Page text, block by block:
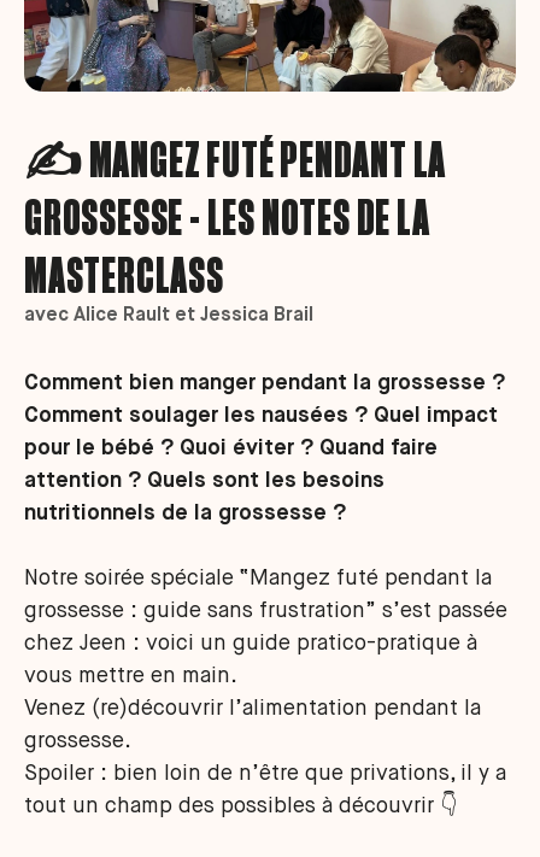
✍️ MANGEZ FUTÉ PENDANT LA
GROSSESSE - LES NOTES DE LA
MASTERCLASS
avec Alice Rault et Jessica Brail
Comment bien manger pendant la grossesse ?
Comment soulager les nausées ? Quel impact
pour le bébé ? Quoi éviter ? Quand faire
attention ? Quels sont les besoins
nutritionnels de la grossesse ?
Notre soirée spéciale “Mangez futé pendant la
grossesse : guide sans frustration” s’est passée
chez Jeen : voici un guide pratico-pratique à
vous mettre en main.
Venez (re)découvrir l’alimentation pendant la
grossesse.
Spoiler : bien loin de n’être que privations, il y a
tout un champ des possibles à découvrir 👇